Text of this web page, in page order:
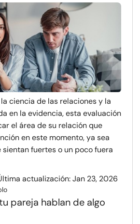
ciencia de las relaciones y la
en la evidencia, esta evaluación
el área de su relación que
en este momento, ya sea
sientan fuertes o un poco fuera
actualización: Jan 23, 2026
pareja hablan de algo